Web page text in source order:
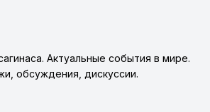
Актуальные события в мире.
обсуждения, дискуссии.